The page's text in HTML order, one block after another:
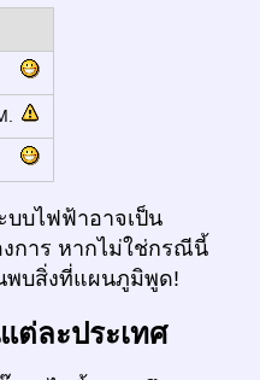
บไฟฟ้าอาจเป็น
าร หากไม่ใช่กรณีนี้
บสิ่งที่แผนภูมิพูด!
ต่ละประเทศ